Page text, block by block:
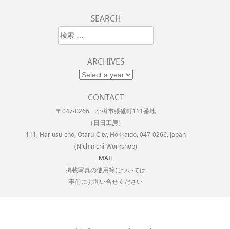
SEARCH
検索
ARCHIVES
CONTACT
〒047-0266 小樽市張碓町111番地
（日日工房）
111, Hariusu-cho, Otaru-City, Hokkaido, 047-0266, Japan
(Nichinichi-Workshop)
MAIL
掲載写真の使用等については
事前にお問い合せください